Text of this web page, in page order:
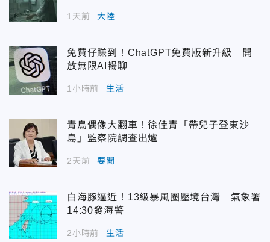
1天前 大陸
免費仔賺到！ChatGPT免費版新升級 開
放無限AI暢聊
1小時前 生活
青鳥偶像大翻車！徐佳青「帶兒子登東沙
島」監察院調查出爐
2天前 要聞
白海豚逼近！13級暴風圈壓境台灣 氣象署
14:30發海警
2小時前 生活